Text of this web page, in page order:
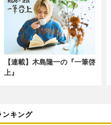
【連載】木島隆一の『一筆啓
上』
ンキング